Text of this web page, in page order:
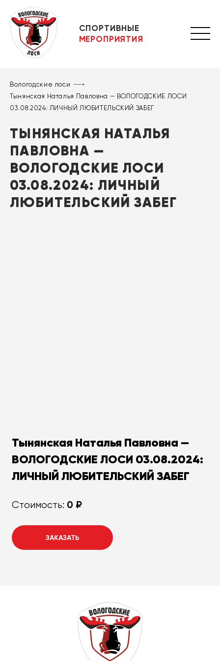
СПОРТИВНЫЕ
МЕРОПРИЯТИЯ
Вологодские лоси
Тынянская Наталья Павловна — ВОЛОГОДСКИЕ ЛОСИ
03.08.2024: ЛИЧНЫЙ ЛЮБИТЕЛЬСКИЙ ЗАБЕГ
ТЫНЯНСКАЯ НАТАЛЬЯ
ПАВЛОВНА —
ВОЛОГОДСКИЕ ЛОСИ
03.08.2024: ЛИЧНЫЙ
ЛЮБИТЕЛЬСКИЙ ЗАБЕГ
Тынянская Наталья Павловна —
ВОЛОГОДСКИЕ ЛОСИ 03.08.2024:
ЛИЧНЫЙ ЛЮБИТЕЛЬСКИЙ ЗАБЕГ
Стоимость: 0 ₽
ЗАКАЗАТЬ